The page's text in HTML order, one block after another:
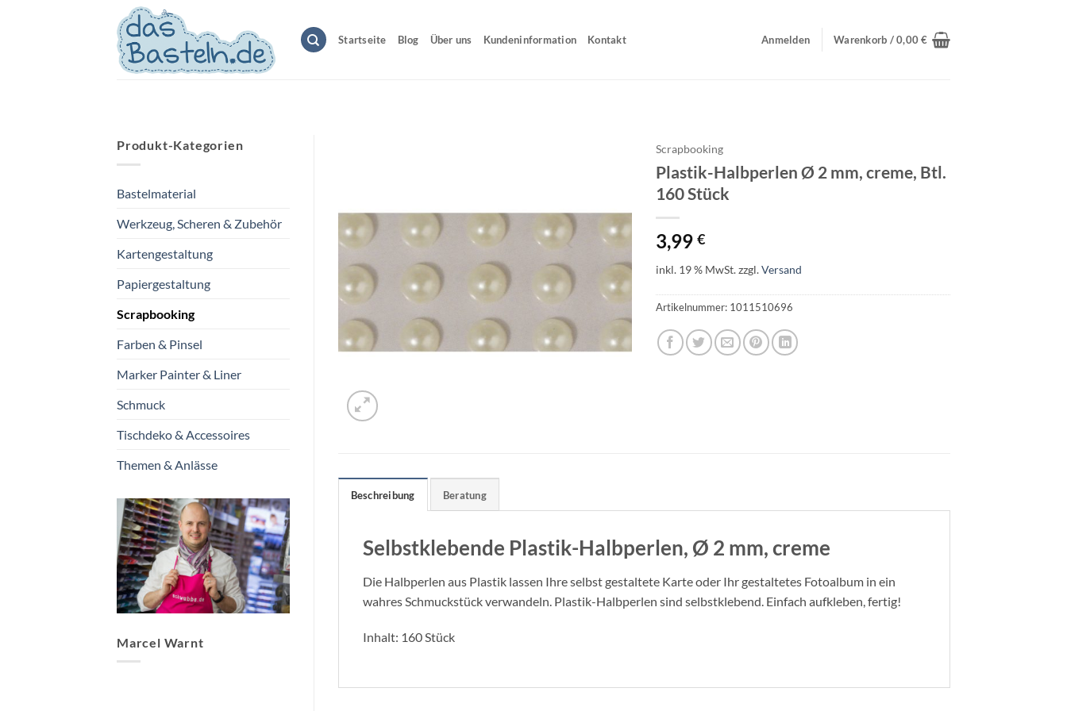
Startseite Blog Über uns Kundeninformation Kontakt Anmelden Warenkorb /0,00€
Produkt-Kategorien
Bastelmaterial
Werkzeug, Scheren & Zubehör
Kartengestaltung
Papiergestaltung
Scrapbooking
Farben & Pinsel
Marker Painter & Liner
Schmuck
Tischdeko & Accessoires
Themen & Anlässe
Marcel Warnt
Scrapbooking
Plastik-Halbperlen Ø 2 mm, creme, Btl.
160 Stück
3,99€
inkl. 19 % MwSt.zzgl.Versand
Artikelnummer: 1011510696
Beschreibung Beratung
Selbstklebende Plastik-Halbperlen, Ø 2 mm, creme
Die Halbperlen aus Plastik lassen Ihre selbst gestaltete Karte oder Ihr gestaltetes Fotoalbum in ein
wahres Schmuckstück verwandeln. Plastik-Halbperlen sind selbstklebend. Einfach aufkleben, fertig!
Inhalt: 160 Stück